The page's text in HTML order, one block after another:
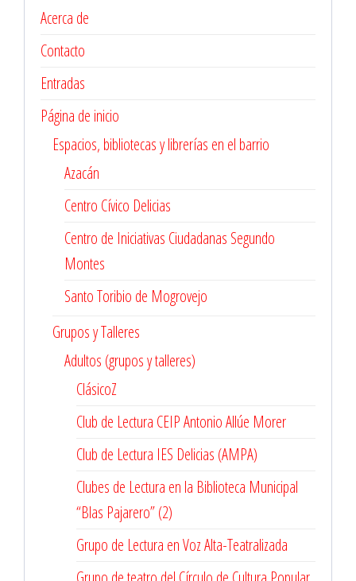
Acerca de
Contacto
Entradas
Página de inicio
Espacios, bibliotecas y librerías en el barrio
Azacán
Centro Cívico Delicias
Centro de Iniciativas Ciudadanas Segundo
Montes
Santo Toribio de Mogrovejo
Grupos y Talleres
Adultos (grupos y talleres)
ClásicoZ
Club de Lectura CEIP Antonio Allúe Morer
Club de Lectura IES Delicias (AMPA)
Clubes de Lectura en la Biblioteca Municipal
“Blas Pajarero” (2)
Grupo de Lectura en Voz Alta-Teatralizada